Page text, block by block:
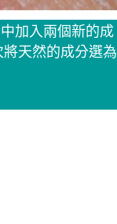
加入兩個新的成
天然的成分選為